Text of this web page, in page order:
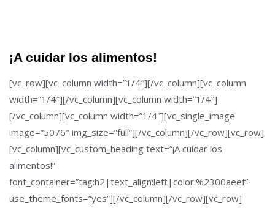
¡A cuidar los alimentos!
[vc_row][vc_column width=”1/4″][/vc_column][vc_column
width=”1/4″][/vc_column][vc_column width=”1/4″]
[/vc_column][vc_column width=”1/4″][vc_single_image
image=”5076″ img_size=”full”][/vc_column][/vc_row][vc_row]
[vc_column][vc_custom_heading text=”¡A cuidar los
alimentos!”
font_container=”tag:h2|text_align:left|color:%2300aeef”
use_theme_fonts=”yes”][/vc_column][/vc_row][vc_row]